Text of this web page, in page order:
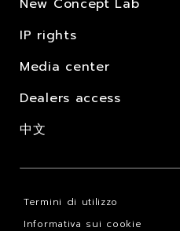
New Concept Lab
IP rights
Media center
Dealers access
中文
Termini di utilizzo
Informativa sui cookie